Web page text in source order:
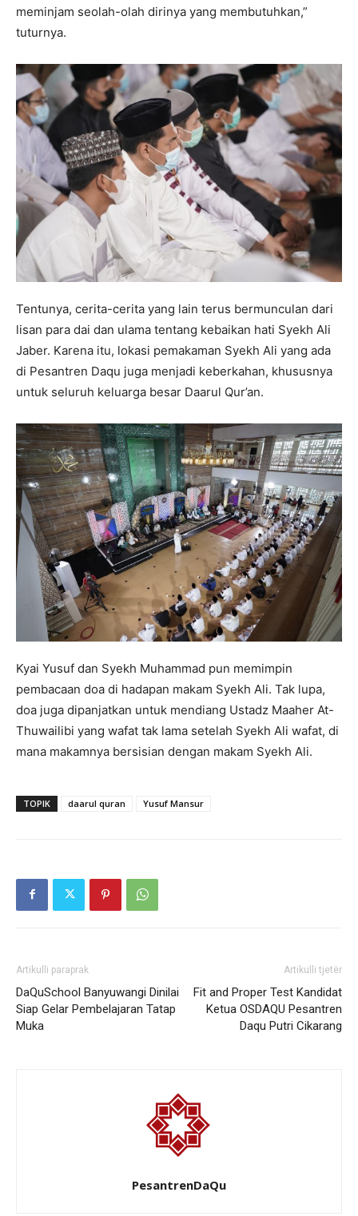
meminjam seolah-olah dirinya yang membutuhkan,”
tuturnya.
Tentunya, cerita-cerita yang lain terus bermunculan dari
lisan para dai dan ulama tentang kebaikan hati Syekh Ali
Jaber. Karena itu, lokasi pemakaman Syekh Ali yang ada
di Pesantren Daqu juga menjadi keberkahan, khususnya
untuk seluruh keluarga besar Daarul Qur’an.
Kyai Yusuf dan Syekh Muhammad pun memimpin
pembacaan doa di hadapan makam Syekh Ali. Tak lupa,
doa juga dipanjatkan untuk mendiang Ustadz Maaher At-
Thuwailibi yang wafat tak lama setelah Syekh Ali wafat, di
mana makamnya bersisian dengan makam Syekh Ali.
TOPIK daarul quran Yusuf Mansur
Artikulli paraprak
DaQuSchool Banyuwangi Dinilai
Siap Gelar Pembelajaran Tatap
Muka
Artikulli tjetër
Fit and Proper Test Kandidat
Ketua OSDAQU Pesantren
Daqu Putri Cikarang
PesantrenDaQu